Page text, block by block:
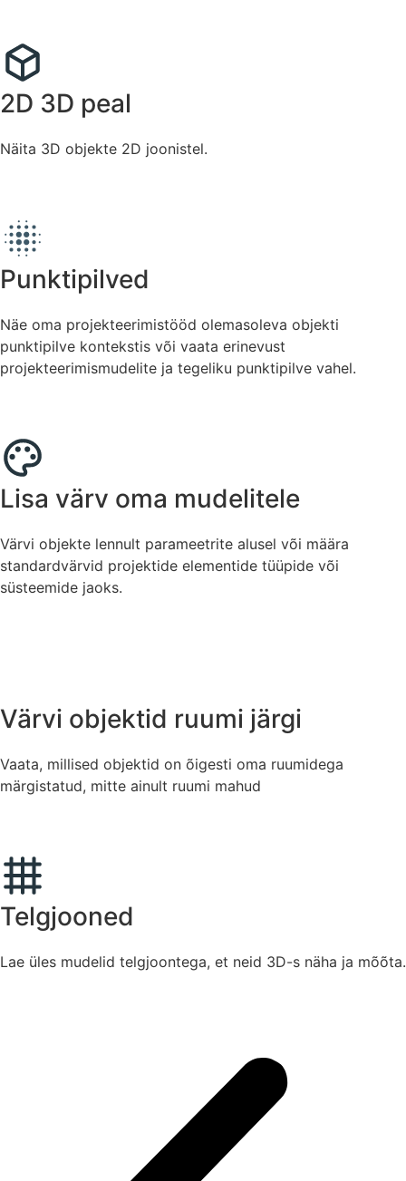
2D 3D peal
Näita 3D objekte 2D joonistel.
Punktipilved
Näe oma projekteerimistööd olemasoleva objekti
punktipilve kontekstis või vaata erinevust
projekteerimismudelite ja tegeliku punktipilve vahel.
Lisa värv oma mudelitele
Värvi objekte lennult parameetrite alusel või määra
standardvärvid projektide elementide tüüpide või
süsteemide jaoks.
Värvi objektid ruumi järgi
Vaata, millised objektid on õigesti oma ruumidega
märgistatud, mitte ainult ruumi mahud
Telgjooned
Lae üles mudelid telgjoontega, et neid 3D-s näha ja mõõta.